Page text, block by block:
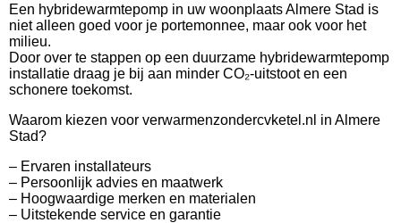
Een hybridewarmtepomp in uw woonplaats Almere Stad is
niet alleen goed voor je portemonnee, maar ook voor het
milieu.
Door over te stappen op een duurzame hybridewarmtepomp
installatie draag je bij aan minder CO₂-uitstoot en een
schonere toekomst.
Waarom kiezen voor verwarmenzondercvketel.nl in Almere
Stad?
– Ervaren installateurs
– Persoonlijk advies en maatwerk
– Hoogwaardige merken en materialen
– Uitstekende service en garantie